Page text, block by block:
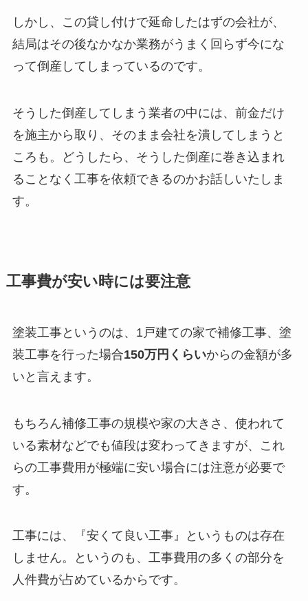
しかし、この貸し付けで延命したはずの会社が、
結局はその後なかなか業務がうまく回らず今にな
って倒産してしまっているのです。
そうした倒産してしまう業者の中には、前金だけ
を施主から取り、そのまま会社を潰してしまうと
ころも。どうしたら、そうした倒産に巻き込まれ
ることなく工事を依頼できるのかお話しいたしま
す。
工事費が安い時には要注意
塗装工事というのは、1戸建ての家で補修工事、塗
装工事を行った場合150万円くらいからの金額が多
いと言えます。
もちろん補修工事の規模や家の大きさ、使われて
いる素材などでも値段は変わってきますが、これ
らの工事費用が極端に安い場合には注意が必要で
す。
工事には、『安くて良い工事』というものは存在
しません。というのも、工事費用の多くの部分を
人件費が占めているからです。